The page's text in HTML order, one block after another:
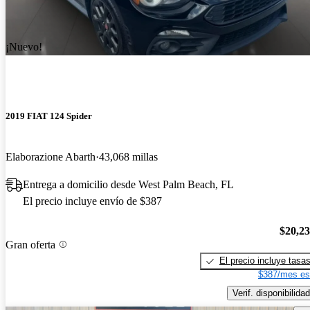
¡Nuevo!
2019 FIAT 124 Spider
Elaborazione Abarth 43,068 millas
Entrega a domicilio desde West Palm Beach, FL
El precio incluye envío de $387
Gran oferta
El precio incluye tasas
$387/mes
Verif. disponibilidad